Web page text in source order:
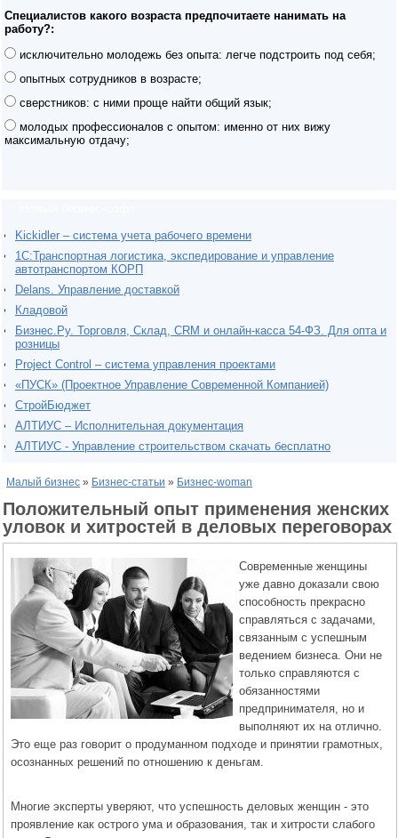
Специалистов какого возраста предпочитаете нанимать на
работу?:
исключительно молодежь без опыта: легче подстроить под себя;
опытных сотрудников в возрасте;
сверстников: с ними проще найти общий язык;
молодых профессионалов с опытом: именно от них вижу
максимальную отдачу;
Kickidler – система учета рабочего времени
1С:Транспортная логистика, экспедирование и управление
автотранспортом КОРП
Delans. Управление доставкой
Кладовой
Бизнес.Ру. Торговля, Склад, CRM и онлайн-касса 54-ФЗ. Для опта и
розницы
Project Сontrol – система управления проектами
«ПУСК» (Проектное Управление Современной Компанией)
СтройБюджет
АЛТИУС – Исполнительная документация
АЛТИУС - Управление строительством скачать бесплатно
Малый бизнес » Бизнес-статьи » Бизнес-woman
Положительный опыт применения женских
уловок и хитростей в деловых переговорах
Современные женщины
уже давно доказали свою
способность прекрасно
справляться с задачами,
связанным с успешным
ведением бизнеса. Они не
только справляются с
обязанностями
предпринимателя, но и
выполняют их на отлично.
Это еще раз говорит о продуманном подходе и принятии грамотных,
осознанных решений по отношению к деньгам.
Многие эксперты уверяют, что успешность деловых женщин - это
проявление как острого ума и образования, так и хитрости слабого